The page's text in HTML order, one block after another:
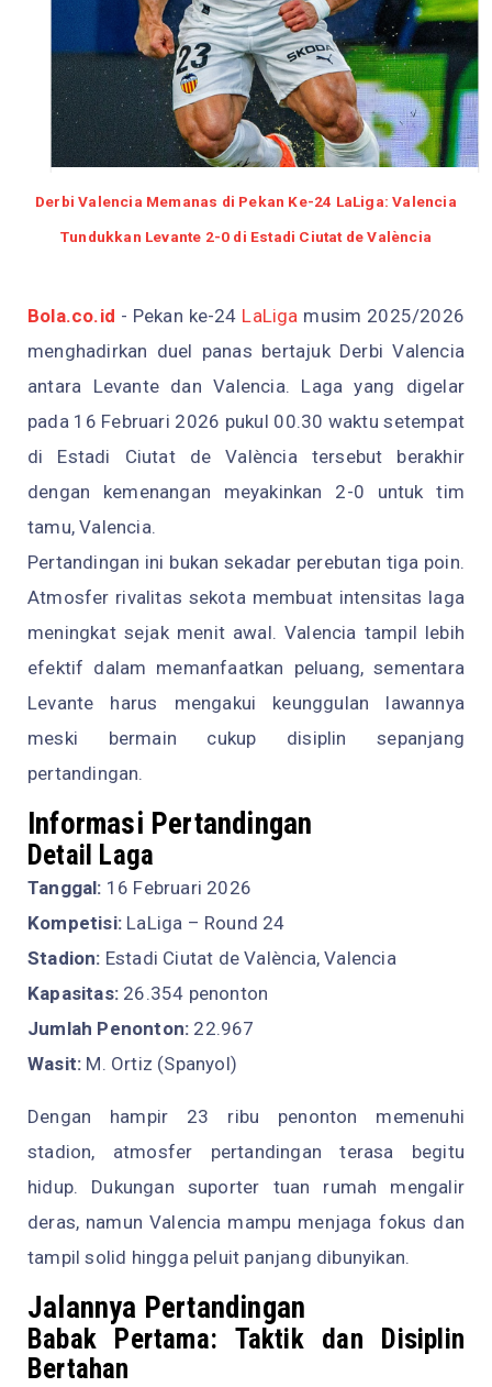
Derbi Valencia Memanas di Pekan Ke-24 LaLiga: Valencia
Tundukkan Levante 2-0 di Estadi Ciutat de València
Bola.co.id - Pekan ke-24 LaLiga musim 2025/2026
menghadirkan duel panas bertajuk Derbi Valencia
antara Levante dan Valencia. Laga yang digelar
pada 16 Februari 2026 pukul 00.30 waktu setempat
di Estadi Ciutat de València tersebut berakhir
dengan kemenangan meyakinkan 2-0 untuk tim
tamu, Valencia.
Pertandingan ini bukan sekadar perebutan tiga poin.
Atmosfer rivalitas sekota membuat intensitas laga
meningkat sejak menit awal. Valencia tampil lebih
efektif dalam memanfaatkan peluang, sementara
Levante harus mengakui keunggulan lawannya
meski bermain cukup disiplin sepanjang
pertandingan.
Informasi Pertandingan
Detail Laga
Tanggal: 16 Februari 2026
Kompetisi: LaLiga – Round 24
Stadion: Estadi Ciutat de València, Valencia
Kapasitas: 26.354 penonton
Jumlah Penonton: 22.967
Wasit: M. Ortiz (Spanyol)
Dengan hampir 23 ribu penonton memenuhi
stadion, atmosfer pertandingan terasa begitu
hidup. Dukungan suporter tuan rumah mengalir
deras, namun Valencia mampu menjaga fokus dan
tampil solid hingga peluit panjang dibunyikan.
Jalannya Pertandingan
Babak Pertama: Taktik dan Disiplin
Bertahan